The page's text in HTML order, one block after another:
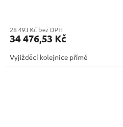
28 493 Kč bez DPH
34 476,53 Kč
Vyjížděcí kolejnice přímé